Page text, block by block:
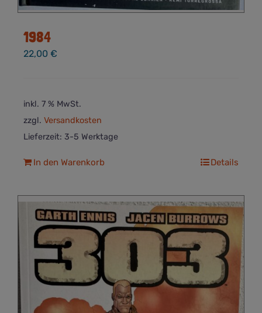
1984
22,00 €
inkl. 7 % MwSt.
zzgl. Versandkosten
Lieferzeit: 3-5 Werktage
In den Warenkorb Details